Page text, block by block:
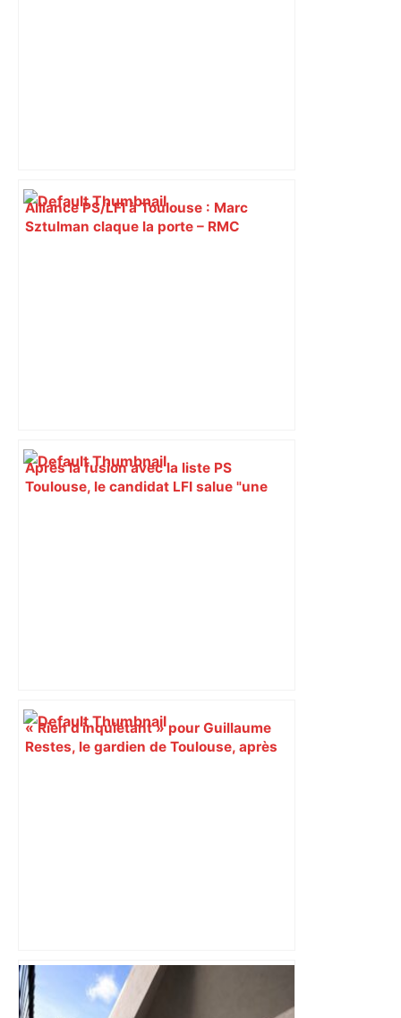
Alliance PS/LFI à Toulouse : Marc
Sztulman claque la porte – RMC
Après la fusion avec la liste PS
Toulouse, le candidat LFI salue "une
« Rien d'inquiétant » pour Guillaume
Restes, le gardien de Toulouse, après
"C'est la reprise des bouchons et c'est
horrible", plus de 17 km de